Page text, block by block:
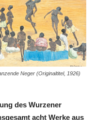
Neger (Originaltitel, 1926)
des Wurzener
acht Werke aus